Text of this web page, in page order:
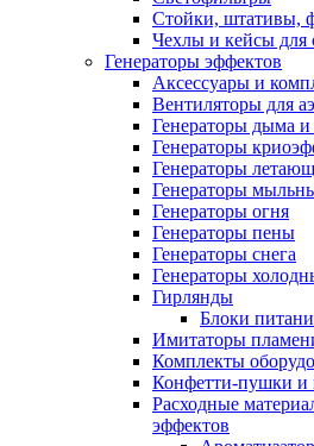
Стойки, штативы,
Чехлы и кейсы для
Генераторы эффектов
Аксессуары и
Вентиляторы для
Генераторы дыма и
Генераторы
Генераторы
Генераторы
Генераторы огня
Генераторы пены
Генераторы снега
Генераторы
Гирлянды
Блоки
Имитаторы
Комплекты
Конфетти-пушки
Расходные
эффектов